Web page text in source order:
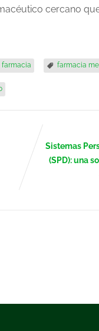
cercano
farmacia farmacia
Sistemas
(SPD): una